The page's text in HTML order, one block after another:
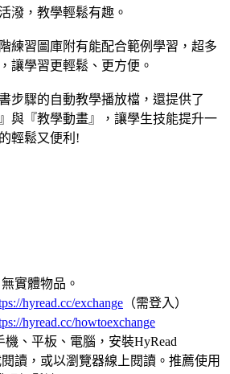
潑，教學輕鬆有趣。
練習圖庫附有能配合範例學習，超多
讓學習更輕鬆、更方便。
步驟的自動教學播放檔，還提供了
與『教學動畫』，讓學生技能提升一
輕鬆又便利!
實體物品。
hyread.cc/exchange （需登入）
hyread.cc/howtoexchange
機、平板、電腦，安裝HyRead
讀，或以瀏覽器線上閱讀。推薦使用